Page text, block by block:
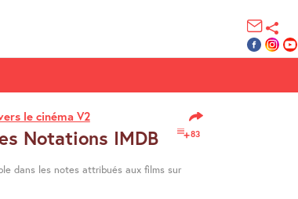
le cinéma V2
83
Notations IMDB
dans les notes attribués aux films sur